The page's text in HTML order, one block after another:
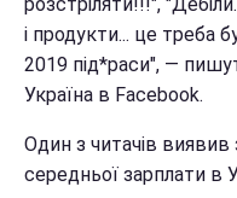
розстріляти!!!",
і продукти... це треба
2019 під*раси", —
Україна в Facebook.
Один з читачів виявив
середньої зарплати в